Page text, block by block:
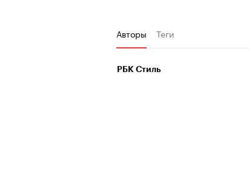
Авторы Теги
РБК Стиль